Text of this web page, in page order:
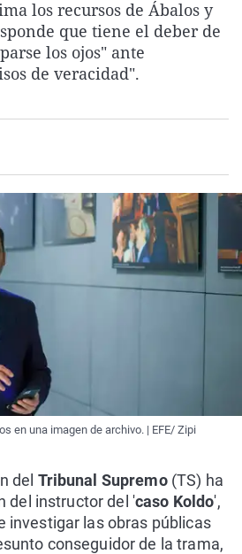
La rosa de los vientos
Gente viajera
Como el perro y el
Caso
Retornados
Equipo de
Extremadura
Galicia
La Rioja
Virales
Televisión
Elecciones
los recursos de Ábalos y
que tiene el deber de
los ojos" ante
de veracidad".
en una imagen de archivo. | EFE/ Zipi
del Tribunal Supremo(TS) ha
del instructor del 'caso Koldo',
investigar las obras públicas
conseguidor de la trama,